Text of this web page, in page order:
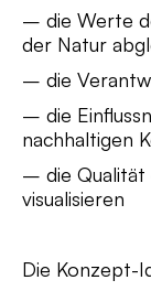
– die Werte
der Natur
– die
– die
nachhaltigen
– die Qualität
visualisieren
Die Konzept-